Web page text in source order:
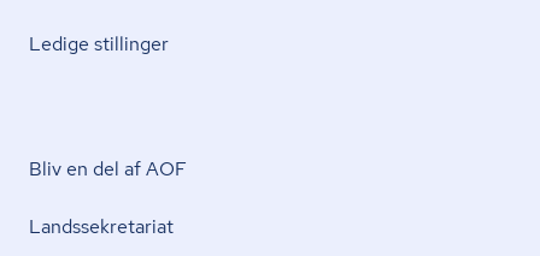
Ledige stillinger
Bliv en del af AOF
Lands­se­kre­ta­ri­at